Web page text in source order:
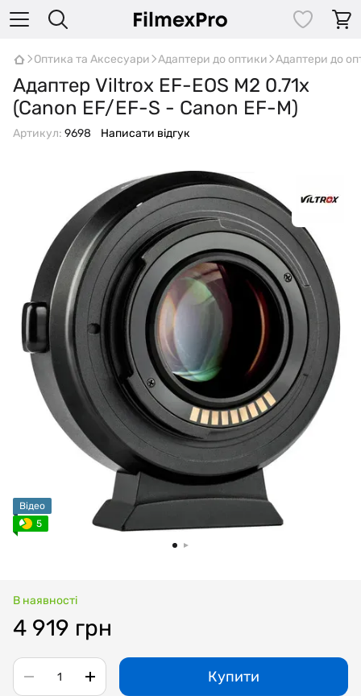
Оптика та Аксесуари Адаптери до оптики Адаптери до
Адаптер Viltrox EF-EOS M2 0.71x
(Canon EF/EF-S - Canon EF-M)
Артикул: 9698 Написати відгук
Відео
5
В наявності
4 919 грн
Купити